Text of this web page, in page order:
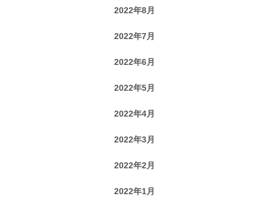
2022年8月
2022年7月
2022年6月
2022年5月
2022年4月
2022年3月
2022年2月
2022年1月